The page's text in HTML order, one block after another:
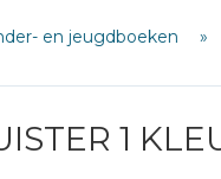
2026
en jeugdboeken
1